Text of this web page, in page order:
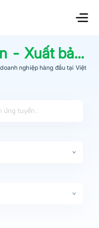
- Xuất bản
nghiệp hàng đầu tại Việt